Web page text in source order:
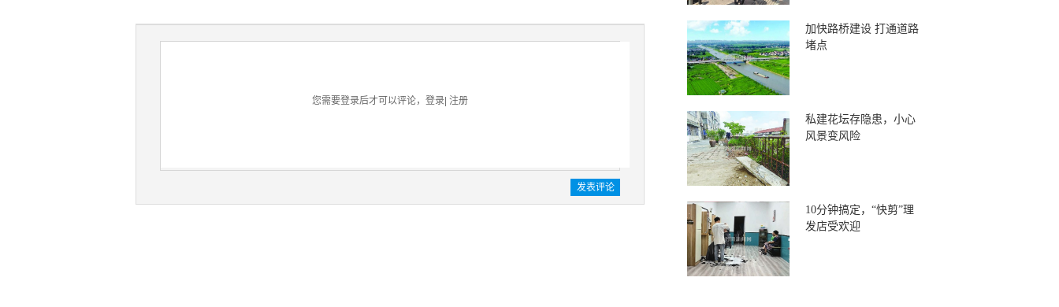
您需要登录后才可以评论， 登录 注册
加快路桥建设 打通道路
堵点
私建花坛存隐患，小心
风景变风险
10分钟搞定，“快剪”理
发店受欢迎